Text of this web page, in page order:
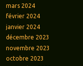
mars 2024
février 2024
janvier 2024
décembre 2023
novembre 2023
octobre 2023